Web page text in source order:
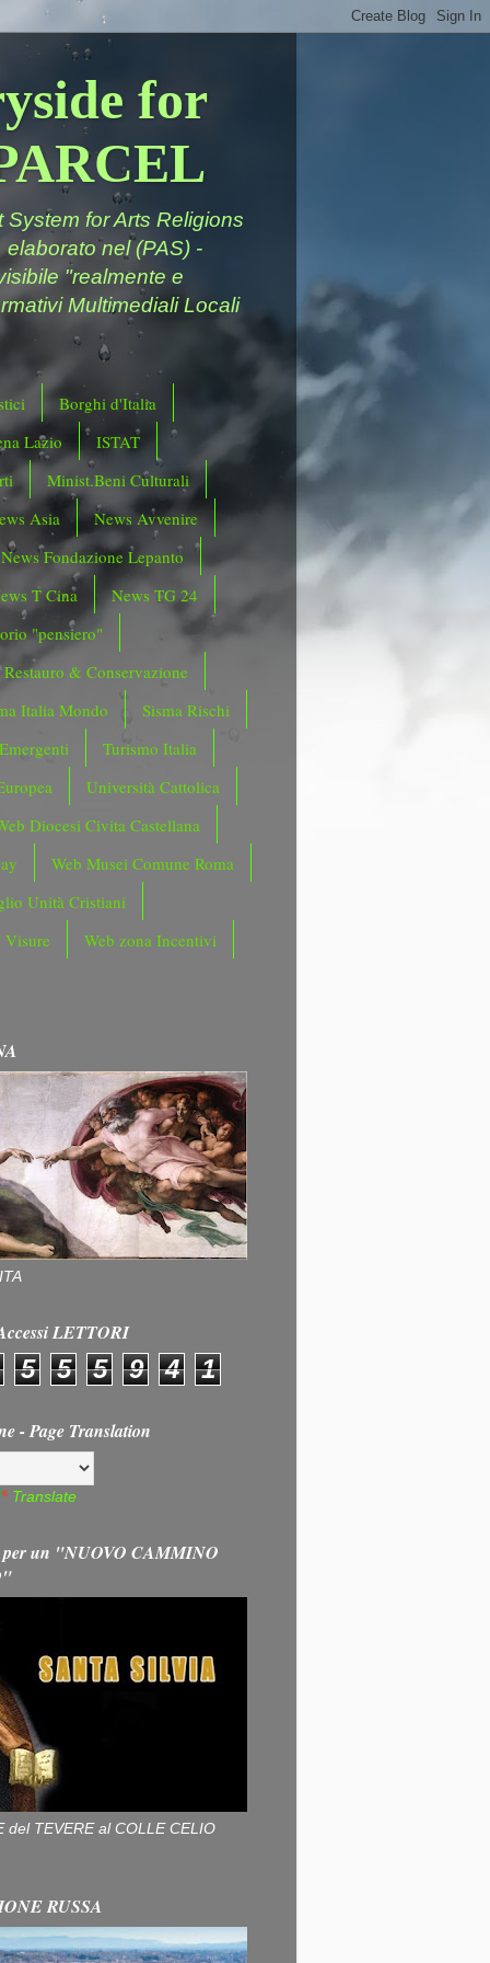
for
for Arts Religions
nel (PAS) -
"realmente e
Multimediali Locali
Borghi d'Italia
Lazio
ISTAT
Minist.Beni Culturali
Asia
News Avvenire
News Fondazione Lepanto
T Cina
News TG 24
"pensiero"
Restauro & Conservazione
Italia Mondo
Sisma Rischi
Turismo Italia
Università Cattolica
Diocesi Civita Castellana
Web Musei Comune Roma
Unità Cristiani
Visure
Web zona Incentivi
LETTORI
5 5 5 9 4 1
- Page Translation
Translate
per un "NUOVO CAMMINO
del TEVERE al COLLE CELIO
RUSSA